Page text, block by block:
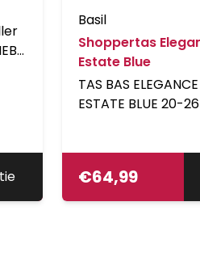
Basil
Shoppertas
Estate Blue
TAS BAS
ESTATE BLUE 20-
€64,99